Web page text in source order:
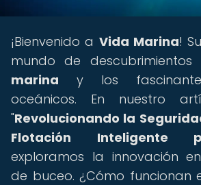
¡Bienvenido a Vida Marina!
mundo de
marina y los
oceánicos. En nuestro
"Revolucionando la
Flotación Inteligente
exploramos la innovación
de buceo. ¿Cómo funcionan